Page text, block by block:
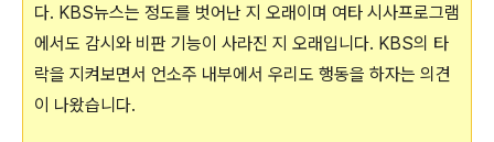
다. KBS뉴스는 정도를 벗어난 지 오래이며 여타 시사프로그램
에서도 감시와 비판 기능이 사라진 지 오래입니다. KBS의 타
락을 지켜보면서 언소주 내부에서 우리도 행동을 하자는 의견
이 나왔습니다.